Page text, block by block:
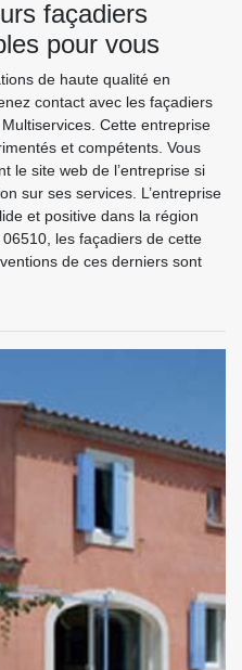
façadiers
pour vous
de haute qualité en
contact avec les façadiers
Cette entreprise
et compétents. Vous
le site web de l’entreprise si
sur ses services. L’entreprise
et positive dans la région
les façadiers de cette
de ces derniers sont